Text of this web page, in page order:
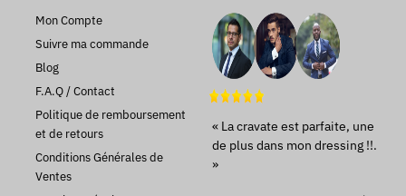
Mon Compte
Suivre ma commande
Blog
F.A.Q / Contact
Politique de remboursement
et de retours
Conditions Générales de
Ventes
« La cravate est parfaite, une
de plus dans mon dressing !!.
»